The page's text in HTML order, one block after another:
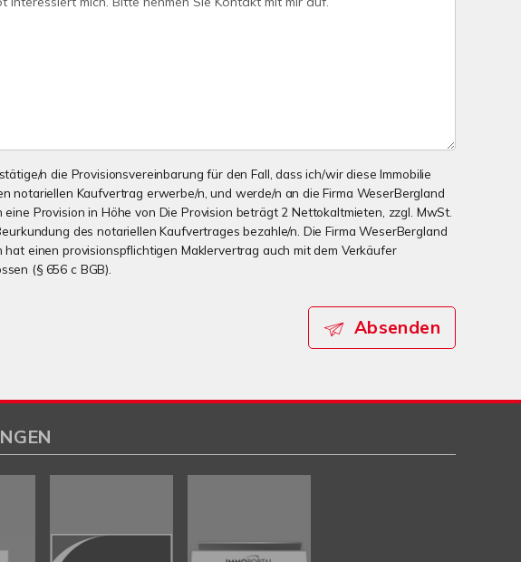
n die Provisionsvereinbarung für den Fall, dass ich/wir diese Immobilie
notariellen Kaufvertrag erwerbe/n, und werde/n an die Firma WeserBergland
eine Provision in Höhe von Die Provision beträgt 2 Nettokaltmieten, zzgl. MwSt.
des notariellen Kaufvertrages bezahle/n. Die Firma WeserBergland
hat einen provisionspflichtigen Maklervertrag auch mit dem Verkäufer
(§ 656 c BGB).
Absenden